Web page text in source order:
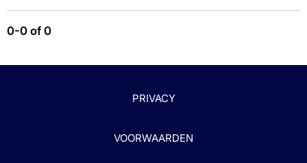
0-0 of 0
PRIVACY
VOORWAARDEN